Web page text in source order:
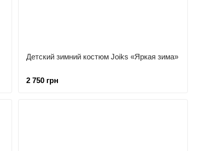
Детский зимний костюм Joiks «Яркая зима»
2 750 грн